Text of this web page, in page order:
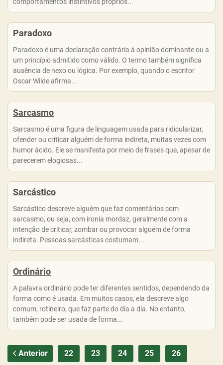
Paradoxo
Paradoxo é uma declaração contrária à opinião dominante ou a
um princípio admitido como válido. O termo também significa
ausência de nexo ou lógica. Por exemplo, quando o escritor
Oscar Wilde afirma...
Sarcasmo
Sarcasmo é uma figura de linguagem usada para ridicularizar,
ofender ou criticar alguém de forma indireta, muitas vezes com
humor ácido. Ele se manifesta por meio de frases que, apesar de
parecerem elogiosas...
Sarcástico
Sarcástico descreve alguém que faz comentários com
sarcasmo, ou seja, com ironia mordaz, geralmente com a
intenção de criticar, zombar ou provocar alguém de forma
indireta. Pessoas sarcásticas costumam...
Ordinário
A palavra ordinário pode ter diferentes sentidos, dependendo da
forma como é usada. Em muitos casos, ela descreve algo
comum, rotineiro, que faz parte do dia a dia. No entanto,
também pode ser usada de forma...
Anterior 22 23 24 25 26